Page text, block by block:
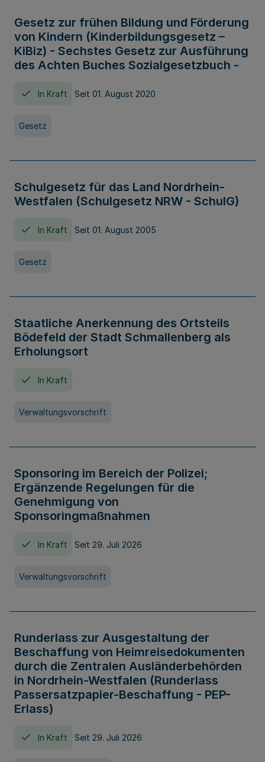
Gesetz zur frühen Bildung und Förderung
von Kindern (Kinderbildungsgesetz –
KiBiz) - Sechstes Gesetz zur Ausführung
des Achten Buches Sozialgesetzbuch -
In Kraft Seit 01. August 2020
Gesetz
Schulgesetz für das Land Nordrhein-
Westfalen (Schulgesetz NRW - SchulG)
In Kraft Seit 01. August 2005
Gesetz
Staatliche Anerkennung des Ortsteils
Bödefeld der Stadt Schmallenberg als
Erholungsort
In Kraft
Verwaltungsvorschrift
Sponsoring im Bereich der Polizei;
Ergänzende Regelungen für die
Genehmigung von
Sponsoringmaßnahmen
In Kraft Seit 29. Juli 2026
Verwaltungsvorschrift
Runderlass zur Ausgestaltung der
Beschaffung von Heimreisedokumenten
durch die Zentralen Ausländerbehörden
in Nordrhein-Westfalen (Runderlass
Passersatzpapier-Beschaffung - PEP-
Erlass)
In Kraft Seit 29. Juli 2026